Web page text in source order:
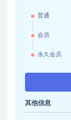
普通
会员
永久会员
其他信息